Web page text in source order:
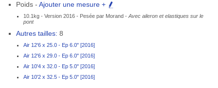
Poids - Ajouter une mesure +
10.1kg - Version 2016 - Pesée par Morand - Avec aileron et elastiques sur le
pont
Autres tailles: 8
Air 12'6 x 25.0 - Ep 6.0" [2016]
Air 12'6 x 29.0 - Ep 6.0" [2016]
Air 10'4 x 32.0 - Ep 5.0" [2016]
Air 10'2 x 32.5 - Ep 5.0" [2016]